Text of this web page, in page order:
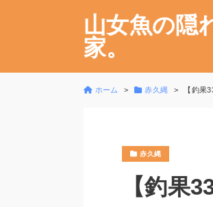
山女魚の隠
家。
ホーム 赤久縄 【釣果
赤久縄
【釣果